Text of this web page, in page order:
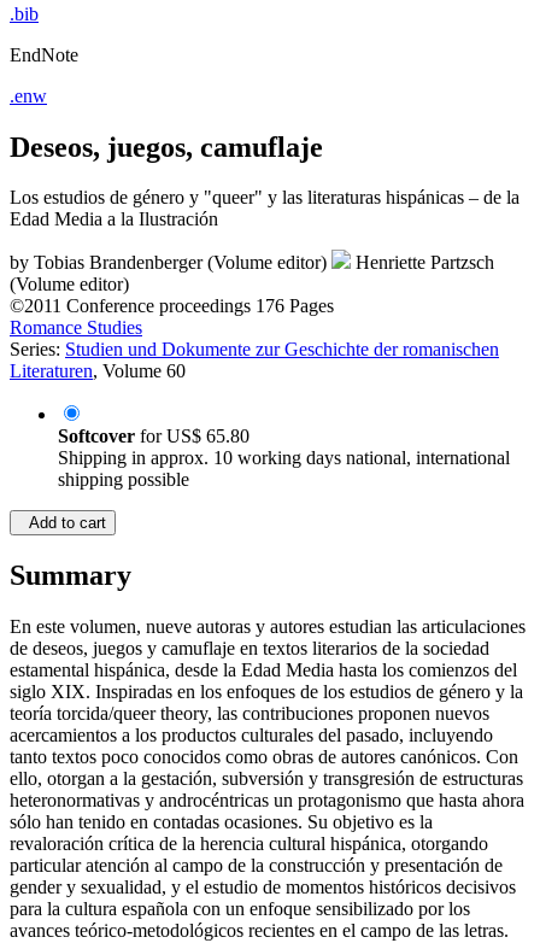
.bib
EndNote
.enw
Deseos, juegos, camuflaje
Los estudios de género y "queer" y las literaturas hispánicas – de la
Edad Media a la Ilustración
by Tobias Brandenberger (Volume editor)
Henriette Partzsch
(Volume editor)
©2011 Conference proceedings 176 Pages
Romance Studies
Series: Studien und Dokumente zur Geschichte der romanischen
Literaturen, Volume 60
Softcover forUS$ 65.80
Shipping in approx. 10 working days national, international
shipping possible
Add to cart
Summary
En este volumen, nueve autoras y autores estudian las articulaciones
de deseos, juegos y camuflaje en textos literarios de la sociedad
estamental hispánica, desde la Edad Media hasta los comienzos del
siglo XIX. Inspiradas en los enfoques de los estudios de género y la
teoría torcida/queer theory, las contribuciones proponen nuevos
acercamientos a los productos culturales del pasado, incluyendo
tanto textos poco conocidos como obras de autores canónicos. Con
ello, otorgan a la gestación, subversión y transgresión de estructuras
heteronormativas y androcéntricas un protagonismo que hasta ahora
sólo han tenido en contadas ocasiones. Su objetivo es la
revaloración crítica de la herencia cultural hispánica, otorgando
particular atención al campo de la construcción y presentación de
gender y sexualidad, y el estudio de momentos históricos decisivos
para la cultura española con un enfoque sensibilizado por los
avances teórico-metodológicos recientes en el campo de las letras.